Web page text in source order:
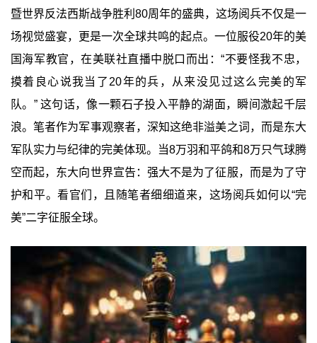
暨世界反法西斯战争胜利80周年的盛典，这场阅兵不仅是一
场视觉盛宴，更是一次全球共鸣的起点。一位服役20年的美
国海军教官，在美联社直播中脱口而出：“不要怪我不忠，
摸着良心说我当了20年的兵，从来没见过这么完美的军
队。” 这句话，像一颗石子投入平静的湖面，瞬间激起千层
浪。笔者作为军事观察者，深知这绝非溢美之词，而是东大
军队实力与纪律的完美体现。当8万羽和平鸽和8万只气球腾
空而起，东大向世界宣告：强大不是为了征服，而是为了守
护和平。看官们，且随笔者细细道来，这场阅兵如何以“完
美”二字征服全球。